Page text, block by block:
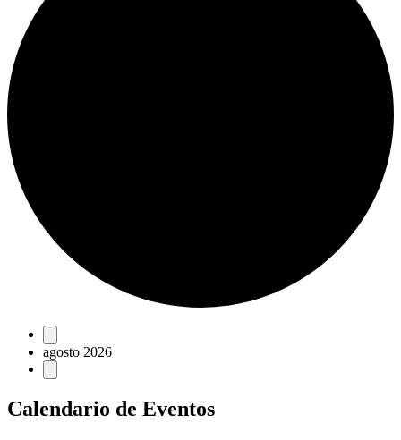
Eventos
agosto 2026
Calendario de Eventos